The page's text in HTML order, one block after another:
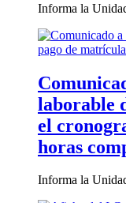
Informa la
laborable
el
horas
Informa la